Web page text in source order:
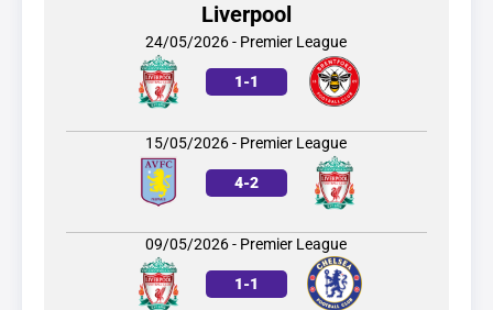
Liverpool
24/05/2026 - Premier League
1-1
15/05/2026 - Premier League
4-2
09/05/2026 - Premier League
1-1